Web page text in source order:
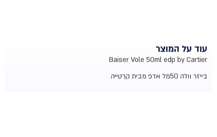
עוד על המוצר
Baiser Vole 50ml edp by Cartier
בייזר וולה 50מל אדפ מבית קרטייה